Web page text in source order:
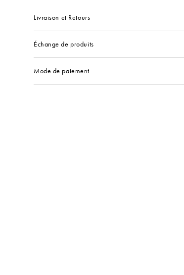
Livraison et Retours
Échange de produits
Mode de paiement